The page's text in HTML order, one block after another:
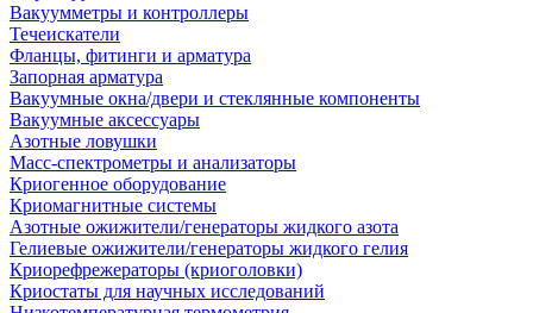
Вакуумметры и контроллеры
Течеискатели
Фланцы, фитинги и арматура
Запорная арматура
Вакуумные окна/двери и стеклянные компоненты
Вакуумные аксессуары
Азотные ловушки
Масс-спектрометры и анализаторы
Криогенное оборудование
Криомагнитные системы
Азотные ожижители/генераторы жидкого азота
Гелиевые ожижители/генераторы жидкого гелия
Криорефрежераторы (криоголовки)
Криостаты для научных исследований